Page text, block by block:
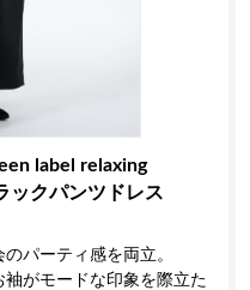
label relaxing
ックパンツドレス
パーティ感を両立。
がモードな印象を際立た